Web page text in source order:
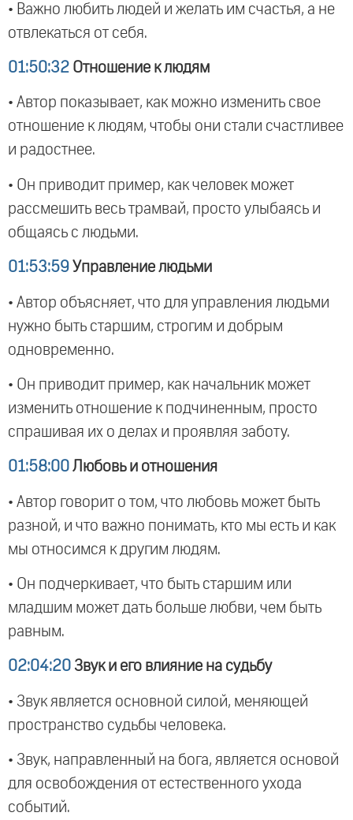
• Важно любить людей и желать им счастья, а не
отвлекаться от себя.
01:50:32 Отношение к людям
• Автор показывает, как можно изменить свое
отношение к людям, чтобы они стали счастливее
и радостнее.
• Он приводит пример, как человек может
рассмешить весь трамвай, просто улыбаясь и
общаясь с людьми.
01:53:59 Управление людьми
• Автор объясняет, что для управления людьми
нужно быть старшим, строгим и добрым
одновременно.
• Он приводит пример, как начальник может
изменить отношение к подчиненным, просто
спрашивая их о делах и проявляя заботу.
01:58:00 Любовь и отношения
• Автор говорит о том, что любовь может быть
разной, и что важно понимать, кто мы есть и как
мы относимся к другим людям.
• Он подчеркивает, что быть старшим или
младшим может дать больше любви, чем быть
равным.
02:04:20 Звук и его влияние на судьбу
• Звук является основной силой, меняющей
пространство судьбы человека.
• Звук, направленный на бога, является основой
для освобождения от естественного ухода
событий.